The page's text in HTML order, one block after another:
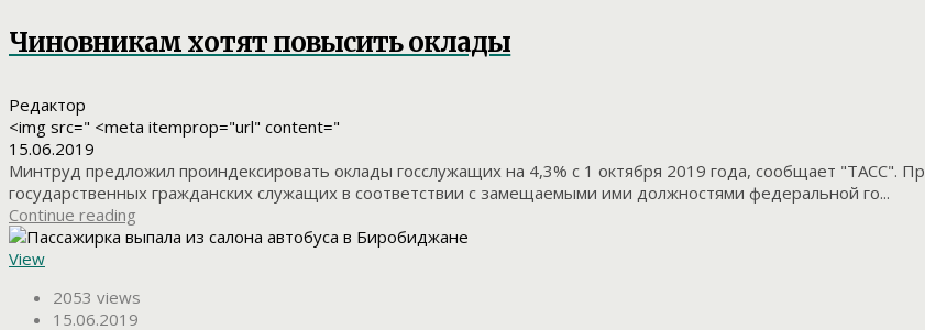
Чиновникам хотят повысить оклады
Редактор
<img src=" <meta itemprop="url" content="
15.06.2019
Минтруд предложил проиндексировать оклады госслужащих на 4,3% с 1 октября 2019 года, сообщает "ТАСС".
государственных гражданских служащих в соответствии с замещаемыми ими должностями федеральной го...
Continue reading
View
2053 views
15.06.2019